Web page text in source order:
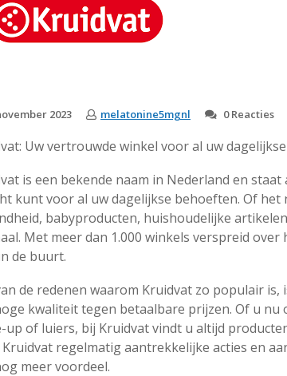
2023 melatonine5mgnl 0 Reacties
Uw vertrouwde winkel voor al uw
is een bekende naam in Nederland en
kunt voor al uw dagelijkse behoeften. Of
babyproducten, huishoudelijke
Met meer dan 1.000 winkels verspreid
de buurt.
de redenen waarom Kruidvat zo populair
kwaliteit tegen betaalbare prijzen. Of u
up of luiers, bij Kruidvat vindt u altijd
regelmatig aantrekkelijke acties en
meer voordeel.